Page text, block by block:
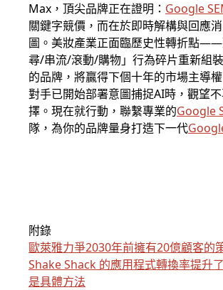
Max，頂尖品牌正在證明： Google
關鍵字競價，而在於即時解構與回應
圖。美妝產業正面臨歷史性轉折點
尋/串流/滾動/購物」行為碎片重新組
的品牌，將贏得下個十年的市場主導
對手已開始部署意圖捕捉AI時，觀望
擇。現在就行動，聯繫專業的Google
隊，為你的品牌量身打造下一代
附錄
歐萊雅力爭2030年前擁有20億顧客的
Shake Shack 的應用程式轉換率提升
是具體方法